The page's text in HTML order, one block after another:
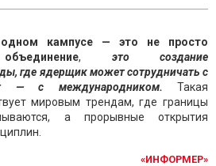
кампусе — это не просто
, это создание
где ядерщик может сотрудничать с
— с международником. Такая
мировым трендам, где границы
а прорывные открытия
«ИНФОРМЕР»